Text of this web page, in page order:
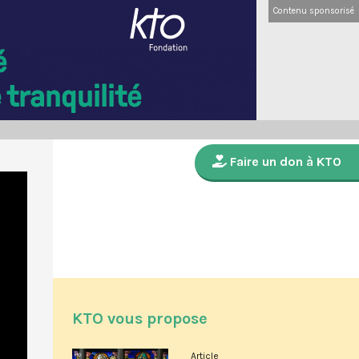
Contenu sponsorisé
Faire un don à KTO
KTO vous propose
Article